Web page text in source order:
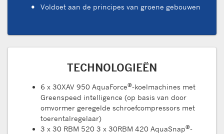
Voldoet aan de principes van groene gebouwen
TECHNOLOGIEËN
6 x 30XAV 950 AquaForce®-koelmachines met
Greenspeed intelligence (op basis van door
omvormer geregelde schroefcompressors met
toerentalregelaar)
3 x 30 RBM 520 3 x 30RBM 420 AquaSnap®-